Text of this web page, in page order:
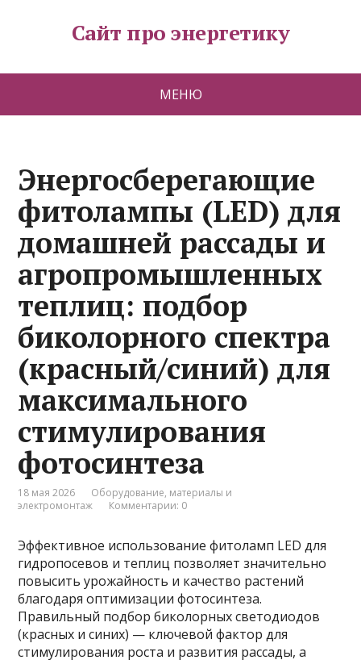
Сайт про энергетику
МЕНЮ
Энергосберегающие
фитолампы (LED) для
домашней рассады и
агропромышленных
теплиц: подбор
биколорного спектра
(красный/синий) для
максимального
стимулирования
фотосинтеза
18 мая 2026
Оборудование, материалы и
электромонтаж
Комментарии: 0
Эффективное использование фитоламп LED для
гидропосевов и теплиц позволяет значительно
повысить урожайность и качество растений
благодаря оптимизации фотосинтеза.
Правильный подбор биколорных светодиодов
(красных и синих) — ключевой фактор для
стимулирования роста и развития рассады, а